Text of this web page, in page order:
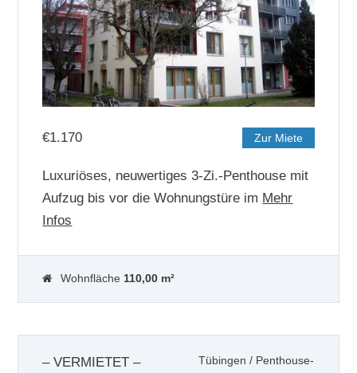
€1.170 Zur Miete
Luxuriöses, neuwertiges 3-Zi.-Penthouse mit
Aufzug bis vor die Wohnungstüre im Mehr
Infos
Wohnfläche 110,00 m²
– VERMIETET –
Tübingen / Penthouse-